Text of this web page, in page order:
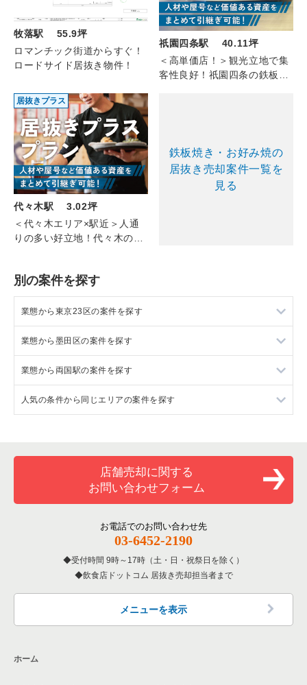
牧落駅 55.9坪
ロマンチック街道からすぐ！
ロードサイド居抜き物件！
祇園四条駅 40.11坪
＜高単価店！＞観光立地で集
客性良好！祇園四条の鉄板焼
居抜きプラス
代々木駅 3.02坪
＜代々木エリア×駅近＞人通
りの多い好立地！代々木のた
鉄板焼き・お好み焼の
居抜き売却案件一覧を
見る
別の案件を探す
業態から東京23区の案件を探す
東京23区のラーメンの居抜き売却物件の案件一覧
東京23区のフランス料理の居抜き売却物件の案件一覧
東京23区のイタリア料理の居抜き売却物件の案件一覧
東京23区のそば・うどんの居抜き売却物件の案件一覧
東京23区の寿司の居抜き売却物件の案件一覧
東京23区の鉄板焼き・お好み焼の居抜き売却物件の案件一覧
東京23区のアジア料理の居抜き売却物件の案件一覧
東京23区のカフェの居抜き売却物件の案件一覧
東京23区のお弁当・惣菜・デリの居抜き売却物件の案件一覧
業態から墨田区の案件を探す
墨田区のラーメンの居抜き売却物件の案件一覧
墨田区のフランス料理の居抜き売却物件の案件一覧
墨田区の中華の居抜き売却物件の案件一覧
墨田区のそば・うどんの居抜き売却物件の案件一覧
墨田区の鉄板焼き・お好み焼の居抜き売却物件の案件一覧
墨田区のアジア料理の居抜き売却物件の案件一覧
墨田区のカフェの居抜き売却物件の案件一覧
墨田区のお弁当・惣菜・デリの居抜き売却物件の案件一覧
業態から両国駅の案件を探す
両国駅のラーメンの居抜き売却物件の案件一覧
両国駅のカフェの居抜き売却物件の案件一覧
両国駅のテイクアウトの居抜き売却物件の案件一覧
両国駅の居酒屋・ダイニングバーの居抜き売却物件の案件一覧
人気の条件から同じエリアの案件を探す
墨田区の1階の飲食店の居抜き売却物件の案件一覧
両国駅の1階の飲食店の居抜き売却物件の案件一覧
東京23区の20坪以下の飲食店の居抜き売却物件の案件一覧
案件一覧
店舗売却に関する
お問い合わせフォーム
お電話でのお問い合わせ先
03-6452-2190
受付時間 9時～17時（土・日・祝祭日を除く）
飲食店ドットコム 居抜き売却担当者まで
メニューを表示
ホーム